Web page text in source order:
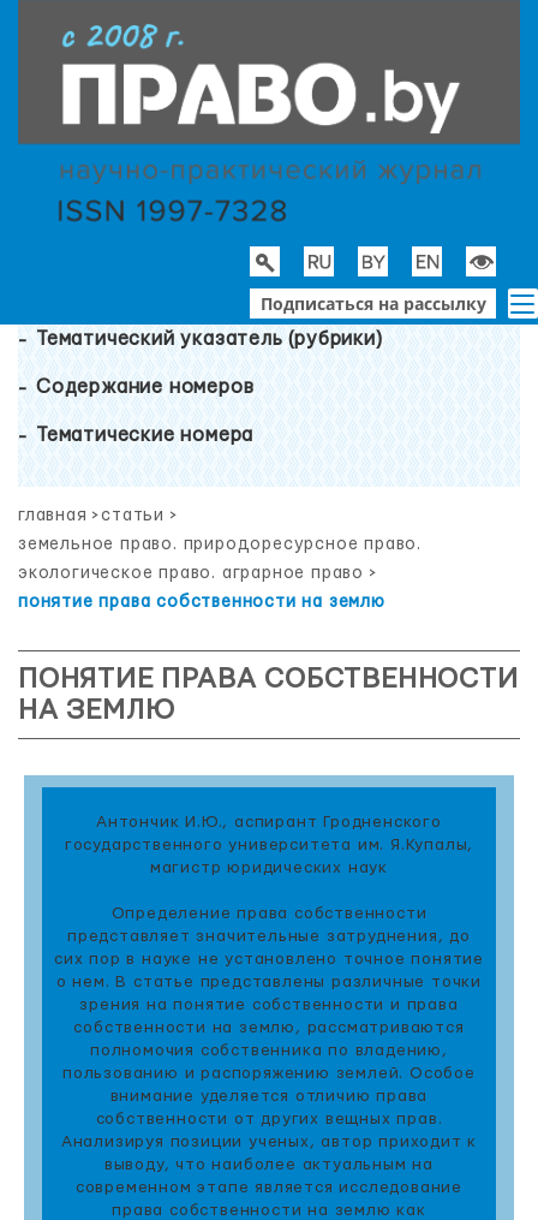
Подписаться на рассылку
Тематический указатель (рубрики)
Содержание номеров
Тематические номера
главная >статьи >
земельное право. природоресурсное право.
экологическое право. аграрное право >
понятие права собственности на землю
ПОНЯТИЕ ПРАВА СОБСТВЕННОСТИ
НА ЗЕМЛЮ
Антончик И.Ю., аспирант Гродненского
государственного университета им. Я.Купалы,
магистр юридических наук
Определение права собственности
представляет значительные затруднения, до
сих пор в науке не установлено точное понятие
о нем. В статье представлены различные точки
зрения на понятие собственности и права
собственности на землю, рассматриваются
полномочия собственника по владению,
пользованию и распоряжению землей. Особое
внимание уделяется отличию права
собственности от других вещных прав.
Анализируя позиции ученых, автор приходит к
выводу, что наиболее актуальным на
современном этапе является исследование
права собственности на землю как